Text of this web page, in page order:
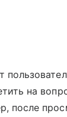
на
после